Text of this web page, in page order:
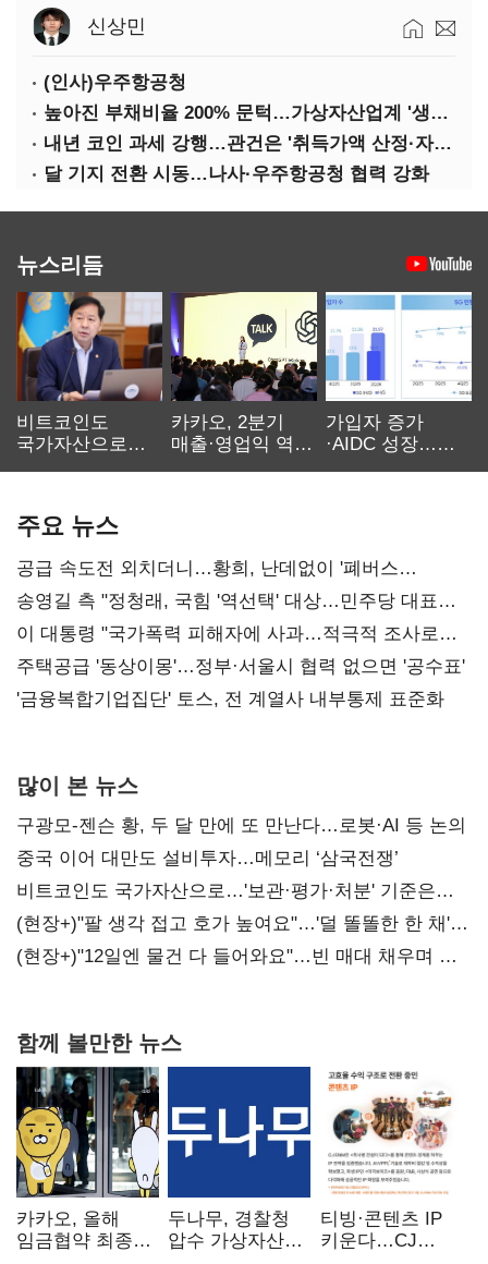
신상민
(인사)우주항공청
높아진 부채비율 200% 문턱…가상자산업계 '생존 시험대'
내년 코인 과세 강행…관건은 '취득가액 산정·자산 이동'
달 기지 전환 시동…나사·우주항공청 협력 강화
뉴스리듬
비트코인도
국가자산으로…'
카카오, 2분기
매출·영업익 역대
가입자 증가
·AIDC 성장…
주요 뉴스
공급 속도전 외치더니…황희, 난데없이 '폐버스
리모델링' 제안
송영길 측 "정청래, 국힘 '역선택' 대상…민주당 대표로
총선 지휘 못해"
이 대통령 "국가폭력 피해자에 사과…적극적 조사로
진실 밝혀야"
주택공급 '동상이몽'…정부·서울시 협력 없으면 '공수표'
'금융복합기업집단' 토스, 전 계열사 내부통제 표준화
많이 본 뉴스
구광모-젠슨 황, 두 달 만에 또 만난다…로봇·AI 등 논의
중국 이어 대만도 설비투자…메모리 ‘삼국전쟁’
비트코인도 국가자산으로…'보관·평가·처분' 기준은
숙제
(현장+)"팔 생각 접고 호가 높여요"…'덜 똘똘한 한 채'
20억 키맞추기
(현장+)"12일엔 물건 다 들어와요"…빈 매대 채우며 문
함께 볼만한 뉴스
카카오, 올해
임금협약 최종
두나무, 경찰청
압수 가상자산
티빙·콘텐츠 IP
키운다…CJ